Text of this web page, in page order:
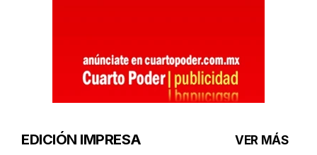
EDICIÓN IMPRESA VER MÁS